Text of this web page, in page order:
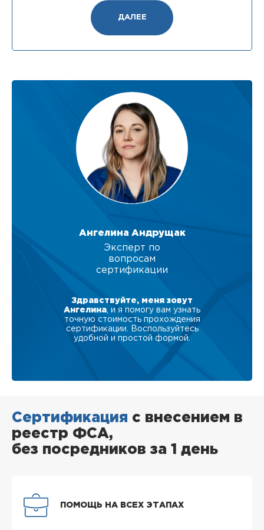
ДАЛЕЕ
Ангелина Андрущак
Эксперт по
вопросам
сертификации
Здравствуйте, меня зовут
Ангелина , и я помогу вам узнать
точную стоимость прохождения
сертификации. Воспользуйтесь
удобной и простой формой.
Сертификация с внесением в
реестр ФСА,
без посредников за 1 день
ПОМОЩЬ НА ВСЕХ ЭТАПАХ